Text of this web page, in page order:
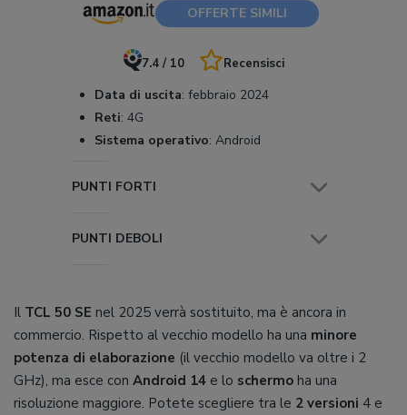
OFFERTE SIMILI
7.4 / 10 Recensisci
Data di uscita: febbraio 2024
Reti: 4G
Sistema operativo: Android
PUNTI FORTI
PUNTI DEBOLI
Il TCL 50 SE nel 2025 verrà sostituito, ma è ancora in
commercio. Rispetto al vecchio modello ha una minore
potenza di elaborazione (il vecchio modello va oltre i 2
GHz), ma esce con Android 14 e lo schermo ha una
risoluzione maggiore. Potete scegliere tra le 2 versioni 4 e